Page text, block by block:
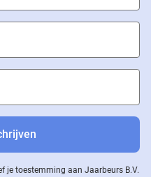
je toestemming aan Jaarbeurs B.V.